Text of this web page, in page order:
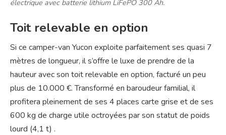
électrique avec batterie lithium LiFePO 300 Ah.
Toit relevable en option
Si ce camper-van Yucon exploite parfaitement ses quasi 7
mètres de longueur, il s’offre le luxe de prendre de la
hauteur avec son toit relevable en option, facturé un peu
plus de 10.000 €. Transformé en baroudeur familial, il
profitera pleinement de ses 4 places carte grise et de ses
600 kg de charge utile octroyées par son statut de poids
lourd (4,1 t) .